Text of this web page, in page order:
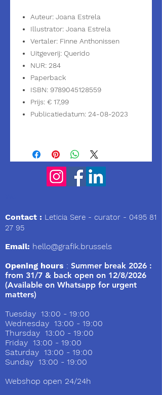
Auteur: Joana Estrela
Illustrator: Joana Estrela
Vertaler: Finne Anthonissen
Uitgeverij: Querido
NUR: 284
Paperback
ISBN: 9789045128559
Prijs: € 17,99
Publicatiedatum: 24-08-2023
Contact : Leticia Sere - curator - 0495 81
27 95
Email: hello@grafik.brussels
Opening hours : Summer break 2026 :
from 31/7 & back open on 12/8/2026
(Available on Whatsapp for urgent
matters)
Tuesday 13:00 - 19:00
Wednesday 13:00 - 19:00
Thursday 13:00 - 19:00
Friday 13:00 - 19:00
Saturday 13:00 - 19:00
Sunday 13:00 - 19:00
Webshop open 24/24h